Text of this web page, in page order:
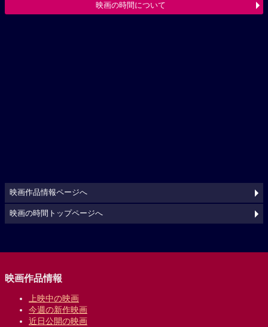
映画の時間について
映画作品情報ページへ
映画の時間トップページへ
映画作品情報
上映中の映画
今週の新作映画
近日公開の映画